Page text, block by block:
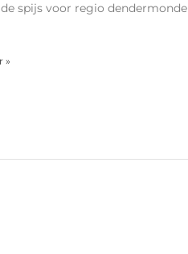
spijs voor regio dendermonde
»